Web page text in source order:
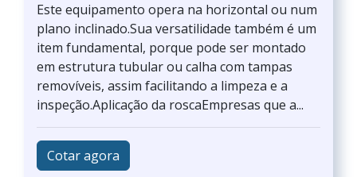
Este equipamento opera na horizontal ou num
plano inclinado.Sua versatilidade também é um
item fundamental, porque pode ser montado
em estrutura tubular ou calha com tampas
removíveis, assim facilitando a limpeza e a
inspeção.Aplicação da roscaEmpresas que a...
Cotar agora